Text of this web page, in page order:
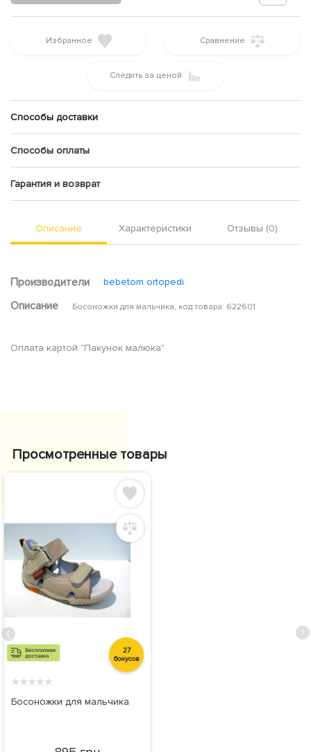
Избранное Сравнение
Следить за ценой
Способы доставки
Способы оплаты
Гарантия и возврат
Описание Характеристики Отзывы (0)
Производители bebetom ortopedi
Описание Босоножки для мальчика, код товара: 622601
Оплата картой "Пакунок малюка"
Просмотренные товары
27
бонусов
★★★★★
Босоножки для мальчика